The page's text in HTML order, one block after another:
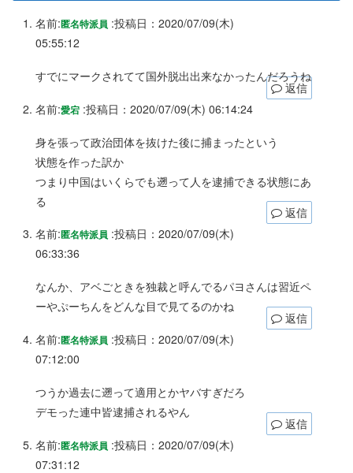
名前:匿名特派員 :投稿日：2020/07/09(木)
05:55:12
すでにマークされてて国外脱出出来なかったんだろうね
返信
名前:愛宕:投稿日：2020/07/09(木) 06:14:24
身を張って政治団体を抜けた後に捕まったという
状態を作った訳か
つまり中国はいくらでも遡って人を逮捕できる状態にあ
る
返信
名前:匿名特派員 :投稿日：2020/07/09(木)
06:33:36
なんか、アベごときを独裁と呼んでるパヨさんは習近ペ
ーやぷーちんをどんな目で見てるのかね
返信
名前:匿名特派員 :投稿日：2020/07/09(木)
07:12:00
つうか過去に遡って適用とかヤバすぎだろ
デモった連中皆逮捕されるやん
返信
名前:匿名特派員 :投稿日：2020/07/09(木)
07:31:12